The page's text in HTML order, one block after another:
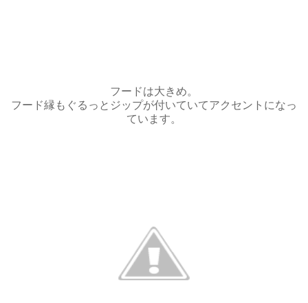
フードは大きめ。
フード縁もぐるっとジップが付いていてアクセントになっ
ています。